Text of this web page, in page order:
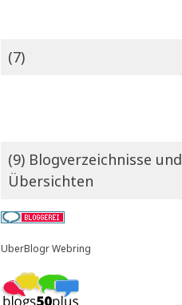
(7)
(9) Blogverzeichnisse und
Übersichten
UberBlogr Webring